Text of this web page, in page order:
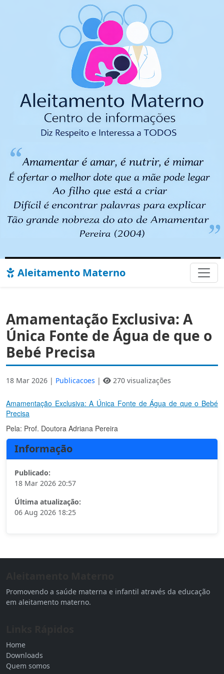
Aleitamento Materno
Amamentação Exclusiva: A
Única Fonte de Água de que o
Bebé Precisa
18 Mar 2026 | Publicacoes | 270 visualizações
Amamentação Exclusiva: A Única Fonte de Água de que o Bebé
Precisa
Pela: Prof. Doutora Adriana Pereira
Informação
Publicado:
18 Mar 2026 20:57
Última atualização:
06 Aug 2026 18:25
Promovendo a saúde materna e infantil através da educação
em aleitamento materno.
Home
Downloads
Quem somos